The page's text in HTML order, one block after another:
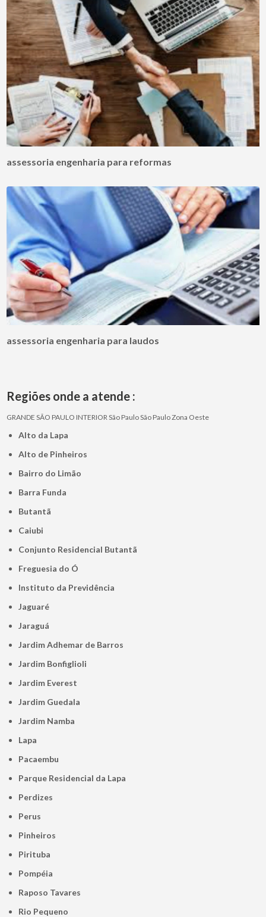
assessoria engenharia para reformas
assessoria engenharia para laudos
Regiões onde a atende :
GRANDE SÃO PAULO INTERIOR São PauloSão PauloZona Oeste
Alto da Lapa
Alto de Pinheiros
Bairro do Limão
Barra Funda
Butantã
Caiubi
Conjunto Residencial Butantã
Freguesia do Ó
Instituto da Previdência
Jaguaré
Jaraguá
Jardim Adhemar de Barros
Jardim Bonfiglioli
Jardim Everest
Jardim Guedala
Jardim Namba
Lapa
Pacaembu
Parque Residencial da Lapa
Perdizes
Perus
Pinheiros
Pirituba
Pompéia
Raposo Tavares
Rio Pequeno